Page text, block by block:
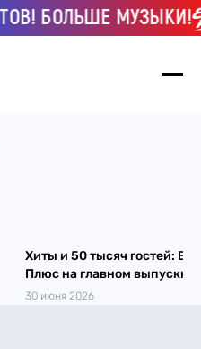
БОЛЬШЕ МУЗЫКИ!
Хиты и 50 тысяч гостей:
Плюс на главном
Москвы
30 июня 2026